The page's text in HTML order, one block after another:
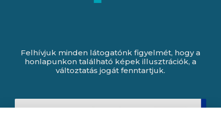
Felhívjuk minden látogatónk figyelmét, hogy a
honlapunkon található képek illusztrációk, a
változtatás jogát fenntartjuk.